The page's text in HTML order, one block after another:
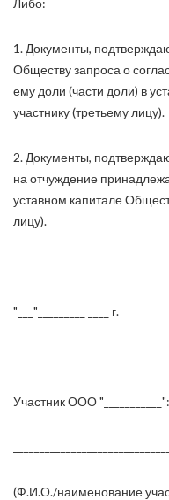
Либо:
1. Документы,
Обществу запроса о
ему доли (части доли) в
участнику (третьему лицу).
2. Документы,
на отчуждение
уставном капитале
лицу).
"___"_________ ____ г.
Участник ООО "___________":
(Ф.И.О./наименование